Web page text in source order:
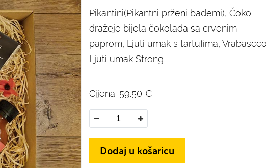
Pikantini(Pikantni prženi bademi), Čoko
dražeje bijela čokolada sa crvenim
paprom, Ljuti umak s tartufima, Vrabascco
Ljuti umak Strong
Cijena: 59.50 €
Dodaj u košaricu